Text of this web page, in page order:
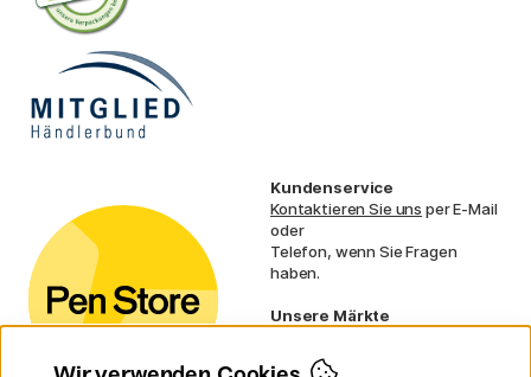
Kundenservice
Kontaktieren Sie uns per E-Mail
oder
Telefon, wenn Sie Fragen
haben.
Unsere Märkte
Norwegen